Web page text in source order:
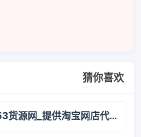
猜你喜欢
53货源网_提供淘宝网店代理代销以及微商货源一件代发平台